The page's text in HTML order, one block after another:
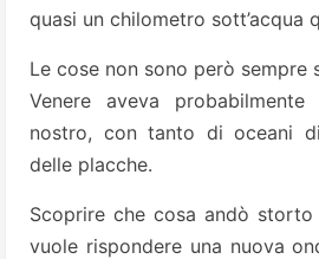
quasi un chilometro sott’acqua
Le cose non sono però sempre
Venere aveva
nostro, con tanto di oceani
delle placche.
Scoprire che cosa andò
vuole rispondere una nuova